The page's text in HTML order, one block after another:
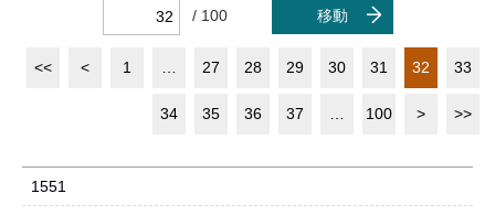
/ 100 移動
<< < 1 27 28 29 30 31 32 33
34 35 36 37 100 > >>
1551